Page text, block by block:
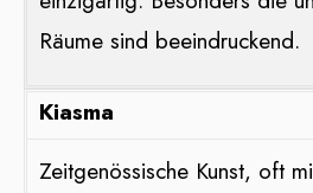
Räume sind beeindruckend.
Kiasma
Zeitgenössische Kunst, oft